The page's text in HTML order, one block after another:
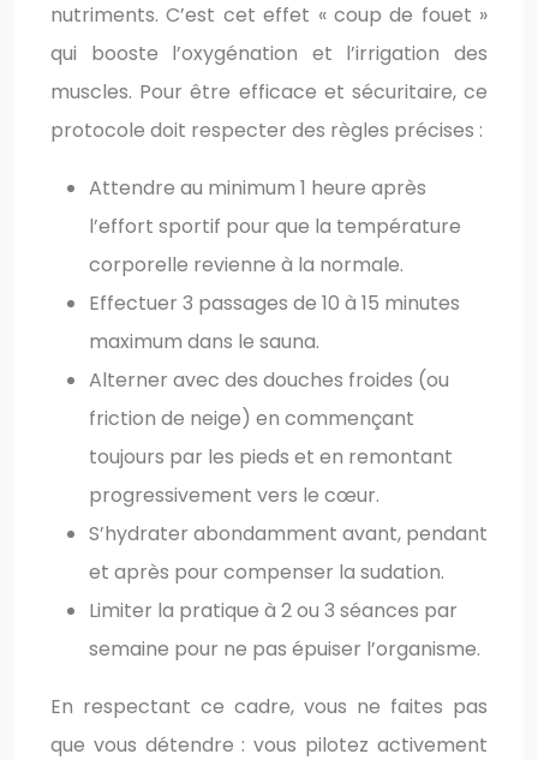
nutriments. C’est cet effet « coup de fouet »
qui booste l’oxygénation et l’irrigation des
muscles. Pour être efficace et sécuritaire, ce
protocole doit respecter des règles précises :
Attendre au minimum 1 heure après
l’effort sportif pour que la température
corporelle revienne à la normale.
Effectuer 3 passages de 10 à 15 minutes
maximum dans le sauna.
Alterner avec des douches froides (ou
friction de neige) en commençant
toujours par les pieds et en remontant
progressivement vers le cœur.
S’hydrater abondamment avant, pendant
et après pour compenser la sudation.
Limiter la pratique à 2 ou 3 séances par
semaine pour ne pas épuiser l’organisme.
En respectant ce cadre, vous ne faites pas
que vous détendre : vous pilotez activement